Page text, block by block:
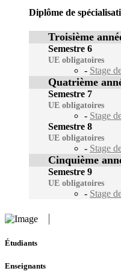
Diplôme de
Troisième
Semestre 6
UE obligatoires
- Stage
Quatrième
Semestre 7
UE obligatoires
- Stage
Semestre 8
UE obligatoires
- Stage
Cinquième
Semestre 9
UE obligatoires
- Stage
Étudiants
Enseignants